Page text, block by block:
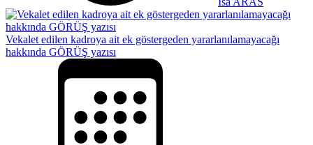
Vekalet edilen kadroya ait ek göstergeden yararlanılamayacağı
hakkında GÖRÜŞ yazısı